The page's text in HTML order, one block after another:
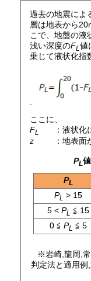
過去の地震によ
層は地表から
こで、地盤の液
浅い深度のFL 値
乗じて液状化指
ここに、
FL ：液状化
z
：地表
PL
PL
PL > 15
5 < PL ≦ 15
0 ≦ PL ≦ 5
※岩崎,龍岡,
判定法と適用